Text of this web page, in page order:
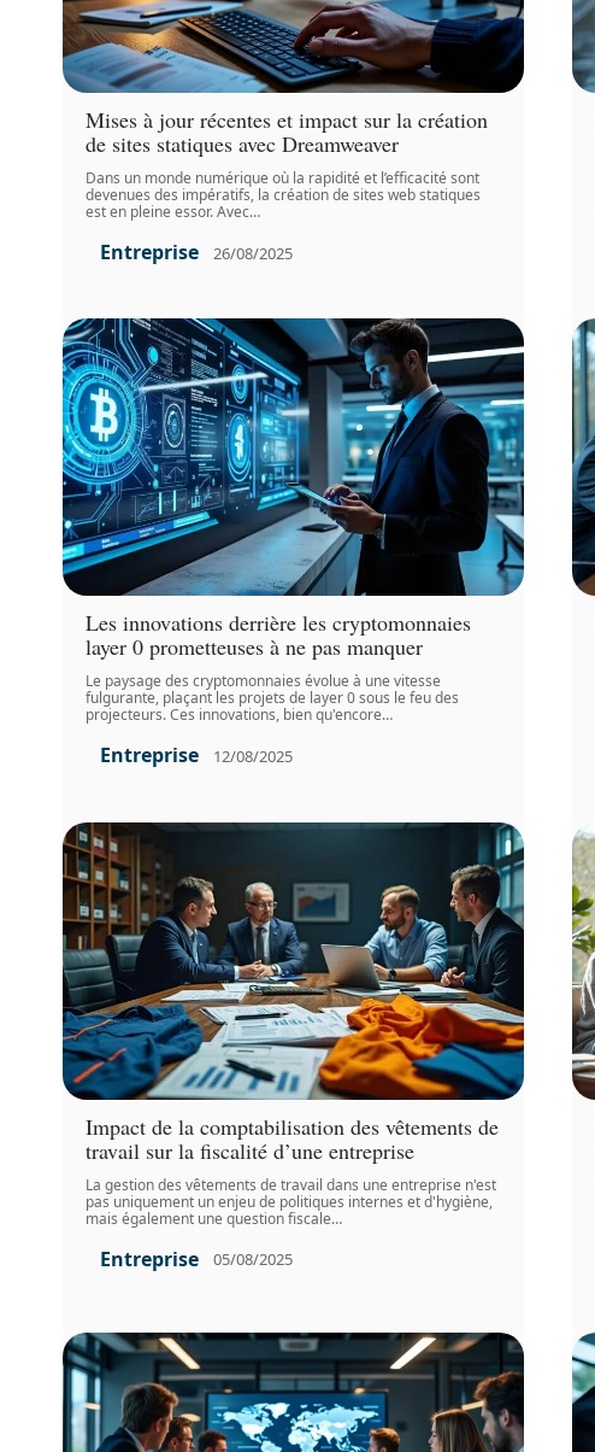
Mises à jour récentes et impact sur la création
de sites statiques avec Dreamweaver
Dans un monde numérique où la rapidité et l’efficacité sont
devenues des impératifs, la création de sites web statiques
est en pleine essor. Avec…
Entreprise 26/08/2025
Les innovations derrière les cryptomonnaies
layer 0 prometteuses à ne pas manquer
Le paysage des cryptomonnaies évolue à une vitesse
fulgurante, plaçant les projets de layer 0 sous le feu des
projecteurs. Ces innovations, bien qu'encore…
Entreprise 12/08/2025
Impact de la comptabilisation des vêtements de
travail sur la fiscalité d’une entreprise
La gestion des vêtements de travail dans une entreprise n'est
pas uniquement un enjeu de politiques internes et d'hygiène,
mais également une question fiscale…
Entreprise 05/08/2025